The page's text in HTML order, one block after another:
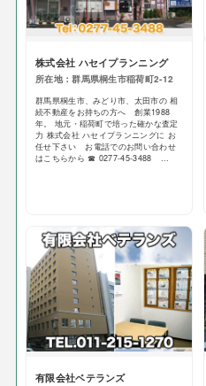
株式会社 ハセイプランニング
所在地：群馬県桐生市稲荷町2-12
群馬県桐生市、みどり市、太田市の 相
続不動産をお持ちの方へ 創業1988
年。 地元・稲荷町で培った確かな査定
力 株式会社 ハセイプランニングに お
任せ下さい お電話でのお問い合わせ
はこちらから ☎ 0277-45-3488 ...
有限会社ベテランズ